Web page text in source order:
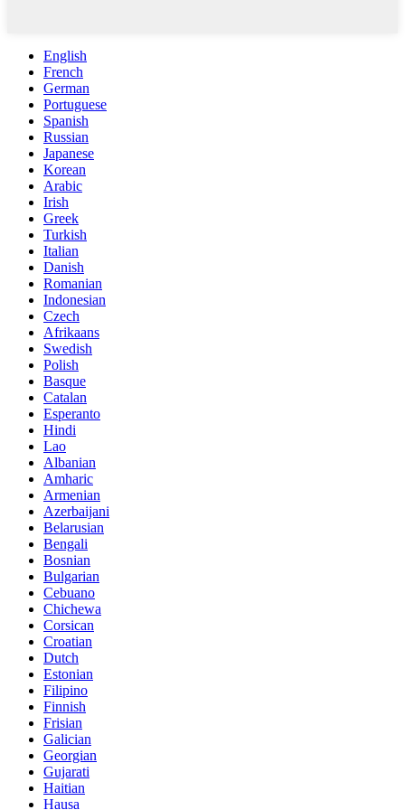
English
French
German
Portuguese
Spanish
Russian
Japanese
Korean
Arabic
Irish
Greek
Turkish
Italian
Danish
Romanian
Indonesian
Czech
Afrikaans
Swedish
Polish
Basque
Catalan
Esperanto
Hindi
Lao
Albanian
Amharic
Armenian
Azerbaijani
Belarusian
Bengali
Bosnian
Bulgarian
Cebuano
Chichewa
Corsican
Croatian
Dutch
Estonian
Filipino
Finnish
Frisian
Galician
Georgian
Gujarati
Haitian
Hausa